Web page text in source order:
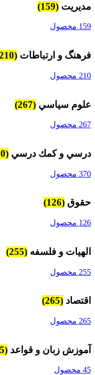
مديريت (159)
159 محصول
فرهنگ و ارتباطات (210)
210 محصول
علوم سياسي (267)
267 محصول
درسي و كمك درسي (370)
370 محصول
حقوق (126)
126 محصول
الهیات و فلسفه (255)
255 محصول
اقتصاد (265)
265 محصول
آموزش زبان و قواعد (45)
45 محصول